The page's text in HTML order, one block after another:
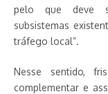
pelo que deve
subsistemas
tráfego local”.
Nesse sentido,
complementar e